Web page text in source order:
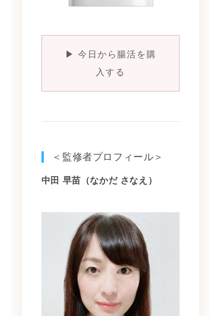
▶ 今日から腸活を購
入する
＜監修者プロフィール＞
中田 早苗（なかだ さなえ）